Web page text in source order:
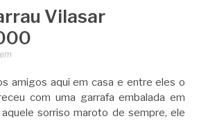
Vilasar
em
amigos aqui em casa e entre eles o
com uma garrafa embalada em
sorriso maroto de sempre, ele